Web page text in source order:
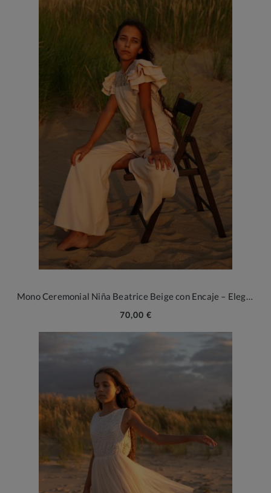
Mono Ceremonial Niña Beatrice Beige con Encaje – Elegancia y Comodidad
70,00 €